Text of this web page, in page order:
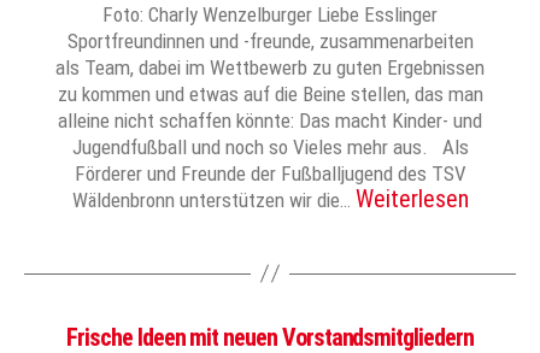
Foto: Charly Wenzelburger Liebe Esslinger
Sportfreundinnen und -freunde, zusammenarbeiten
als Team, dabei im Wettbewerb zu guten Ergebnissen
zu kommen und etwas auf die Beine stellen, das man
alleine nicht schaffen könnte: Das macht Kinder- und
Jugendfußball und noch so Vieles mehr aus. Als
Förderer und Freunde der Fußballjugend des TSV
Wäldenbronn unterstützen wir die… Weiterlesen
Frische Ideen mit neuen Vorstandsmitgliedern